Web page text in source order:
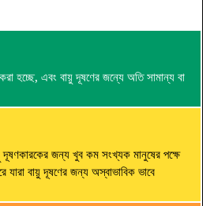
হচ্ছে, এবং বায়ু দূষণের জন্যে অতি সামান্য বা
জন্য খুব কম সংখ্যক মানুষের পক্ষে
যারা বায়ু দূষণের জন্য অস্বাভাবিক ভাবে